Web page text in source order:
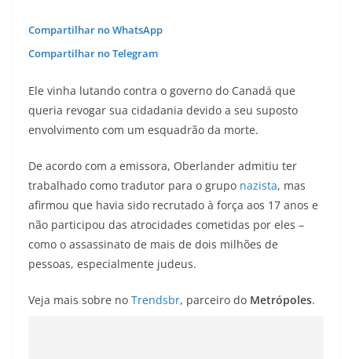
Compartilhar no WhatsApp
Compartilhar no Telegram
Ele vinha lutando contra o governo do Canadá que
queria revogar sua cidadania devido a seu suposto
envolvimento com um esquadrão da morte.
De acordo com a emissora, Oberlander admitiu ter
trabalhado como tradutor para o grupo nazista, mas
afirmou que havia sido recrutado à força aos 17 anos e
não participou das atrocidades cometidas por eles –
como o assassinato de mais de dois milhões de
pessoas, especialmente judeus.
Veja mais sobre no Trendsbr, parceiro do Metrópoles.